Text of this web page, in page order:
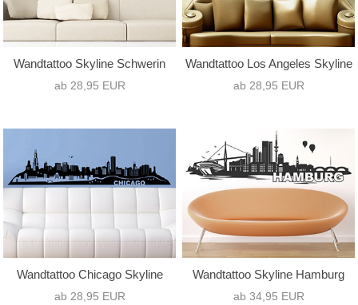
Wandtattoo Skyline Schwerin
ab 28,95 EUR
Wandtattoo Los Angeles Skyline
ab 28,95 EUR
Wandtattoo Chicago Skyline
ab 28,95 EUR
Wandtattoo Skyline Hamburg
ab 34,95 EUR